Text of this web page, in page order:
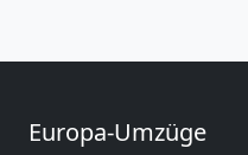
Europa-Umzüge